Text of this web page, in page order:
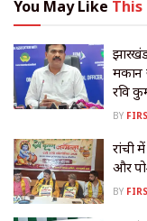
You May Like This
मकान
रवि
BY
रांची
और
BY